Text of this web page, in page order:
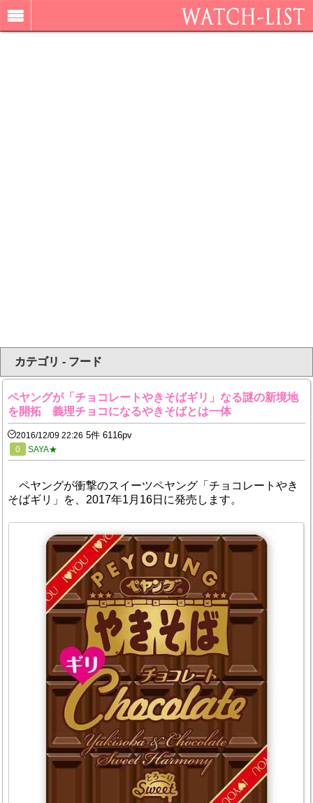
カテゴリ - フード
ペヤングが「チョコレートやきそばギリ」なる謎の新境地
を開拓 義理チョコになるやきそばとは一体
2016/12/09 22:26 5件 6116pv
0 SAYA★
ペヤングが衝撃のスイーツペヤング「チョコレートやき
そばギリ」を、2017年1月16日に発売します。